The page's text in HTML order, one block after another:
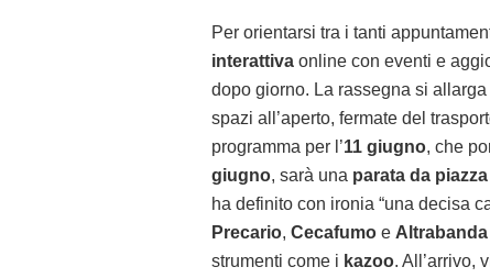
Per orientarsi tra i tanti
interattiva online con eventi e
dopo giorno. La rassegna si allarga
spazi all’aperto, fermate del
programma per l’11 giugno, che
giugno, sarà una parata da
ha definito con ironia “una decisa
Precario, Cecafumo e Altrabanda
strumenti come i kazoo. All’arrivo,